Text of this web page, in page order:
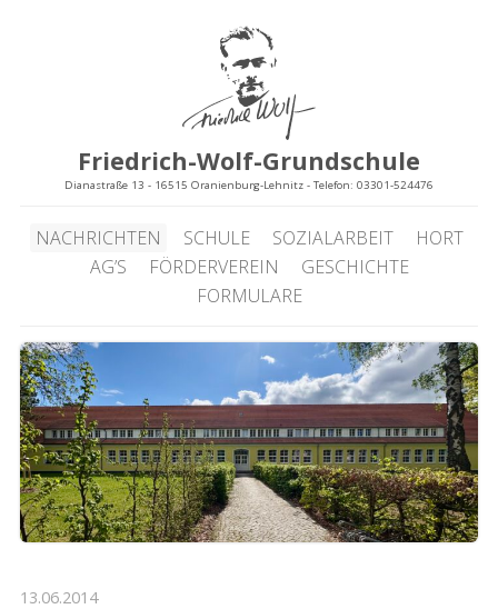
Friedrich-Wolf-Grundschule
Dianastraße 13 - 16515 Oranienburg-Lehnitz - Telefon: 03301-524476
NACHRICHTEN SCHULE SOZIALARBEIT
HORT
AG’S
FÖRDERVEREIN
GESCHICHTE
FORMULARE
13.06.2014